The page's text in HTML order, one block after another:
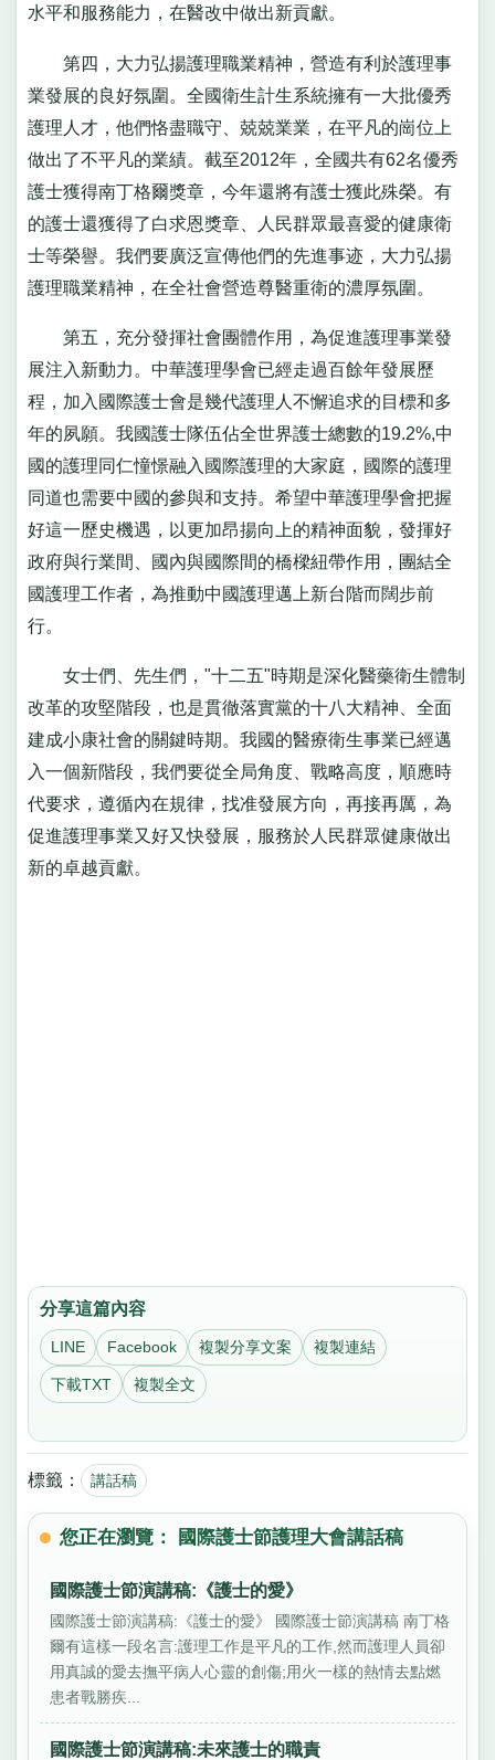
水平和服務能力，在醫改中做出新貢獻。
第四，大力弘揚護理職業精神，營造有利於護理事
業發展的良好氛圍。全國衛生計生系統擁有一大批優秀
護理人才，他們恪盡職守、兢兢業業，在平凡的崗位上
做出了不平凡的業績。截至2012年，全國共有62名優秀
護士獲得南丁格爾獎章，今年還將有護士獲此殊榮。有
的護士還獲得了白求恩獎章、人民群眾最喜愛的健康衛
士等榮譽。我們要廣泛宣傳他們的先進事迹，大力弘揚
護理職業精神，在全社會營造尊醫重衛的濃厚氛圍。
第五，充分發揮社會團體作用，為促進護理事業發
展注入新動力。中華護理學會已經走過百餘年發展歷
程，加入國際護士會是幾代護理人不懈追求的目標和多
年的夙願。我國護士隊伍佔全世界護士總數的19.2%,中
國的護理同仁憧憬融入國際護理的大家庭，國際的護理
同道也需要中國的參與和支持。希望中華護理學會把握
好這一歷史機遇，以更加昂揚向上的精神面貌，發揮好
政府與行業間、國內與國際間的橋樑紐帶作用，團結全
國護理工作者，為推動中國護理邁上新台階而闊步前
行。
女士們、先生們，"十二五"時期是深化醫藥衛生體制
改革的攻堅階段，也是貫徹落實黨的十八大精神、全面
建成小康社會的關鍵時期。我國的醫療衛生事業已經邁
入一個新階段，我們要從全局角度、戰略高度，順應時
代要求，遵循內在規律，找准發展方向，再接再厲，為
促進護理事業又好又快發展，服務於人民群眾健康做出
新的卓越貢獻。
分享這篇內容
LINE Facebook 複製分享文案 複製連結
下載TXT 複製全文
標籤： 講話稿
您正在瀏覽： 國際護士節護理大會講話稿
國際護士節演講稿:《護士的愛》
國際護士節演講稿:《護士的愛》 國際護士節演講稿 南丁格
爾有這樣一段名言:護理工作是平凡的工作,然而護理人員卻
用真誠的愛去撫平病人心靈的創傷;用火一樣的熱情去點燃
患者戰勝疾...
國際護士節演講稿:未來護士的職責